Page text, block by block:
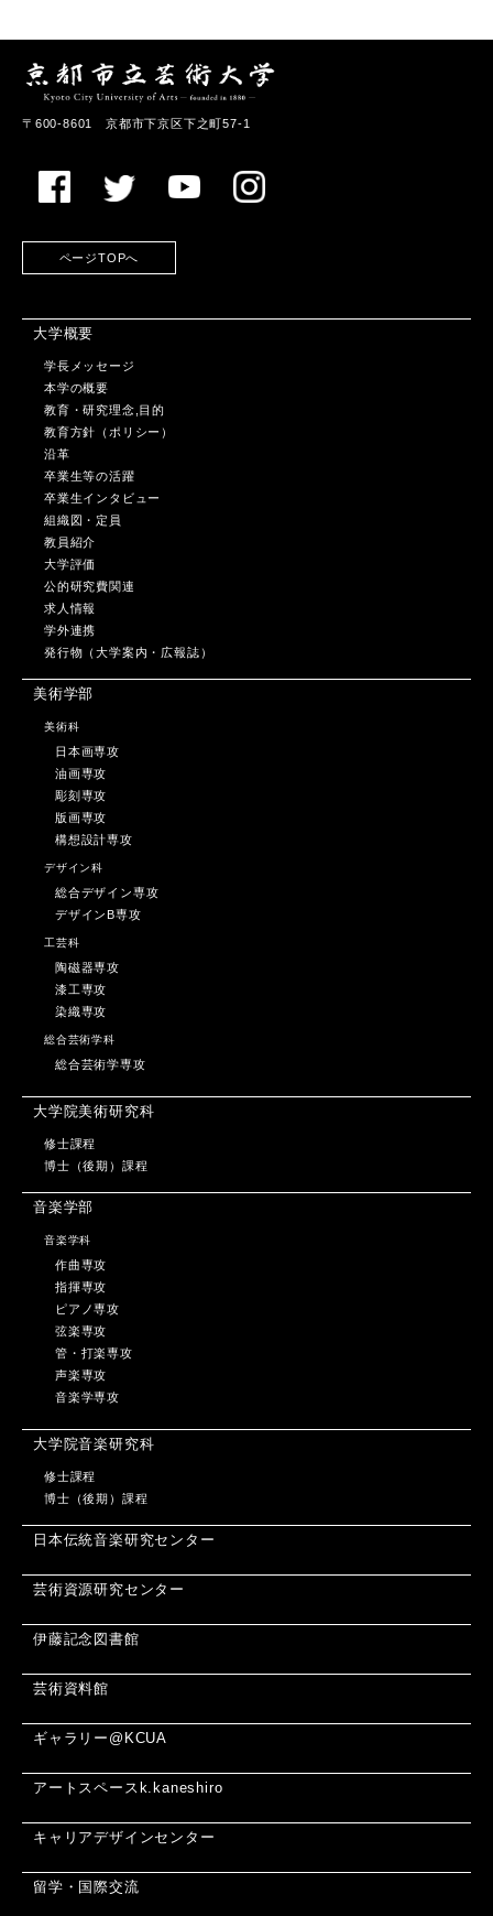
〒600-8601 京都市下京区下之町57-1
ページTOPへ
大学概要
学長メッセージ
本学の概要
教育・研究理念,目的
教育方針（ポリシー）
沿革
卒業生等の活躍
卒業生インタビュー
組織図・定員
教員紹介
大学評価
公的研究費関連
求人情報
学外連携
発行物（大学案内・広報誌）
美術学部
美術科
日本画専攻
油画専攻
彫刻専攻
版画専攻
構想設計専攻
デザイン科
総合デザイン専攻
デザインB専攻
工芸科
陶磁器専攻
漆工専攻
染織専攻
総合芸術学科
総合芸術学専攻
大学院美術研究科
修士課程
博士（後期）課程
音楽学部
音楽学科
作曲専攻
指揮専攻
ピアノ専攻
弦楽専攻
管・打楽専攻
声楽専攻
音楽学専攻
大学院音楽研究科
修士課程
博士（後期）課程
日本伝統音楽研究センター
芸術資源研究センター
伊藤記念図書館
芸術資料館
ギャラリー@KCUA
アートスペースk.kaneshiro
キャリアデザインセンター
留学・国際交流